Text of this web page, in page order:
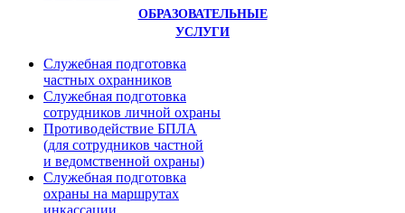
ОБРАЗОВАТЕЛЬНЫЕ
УСЛУГИ
Служебная подготовка
частных охранников
Служебная подготовка
сотрудников личной охраны
Противодействие БПЛА
(для сотрудников частной
и ведомственной охраны)
Служебная подготовка
охраны на маршрутах
инкассации